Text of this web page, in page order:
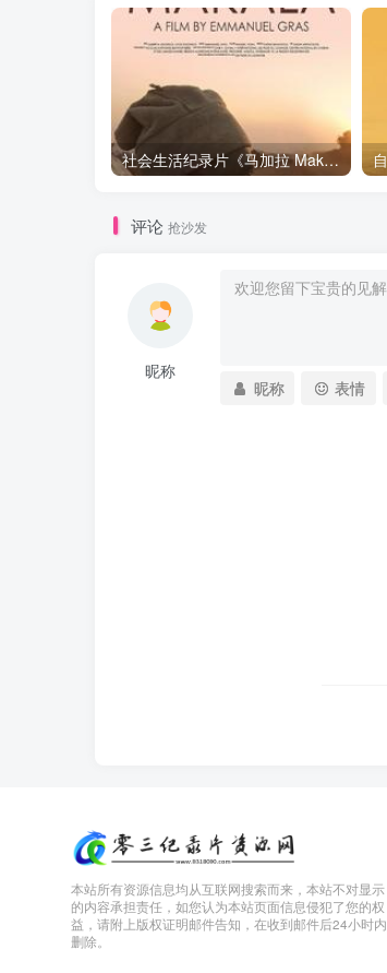
社会生活纪录片《马加拉 Makala》下载
评论 抢沙发
昵称
昵称 表情
本站所有资源信息均从互联网搜索而来，本站不对显示
的内容承担责任，如您认为本站页面信息侵犯了您的权
益，请附上版权证明邮件告知，在收到邮件后24小时内
删除。